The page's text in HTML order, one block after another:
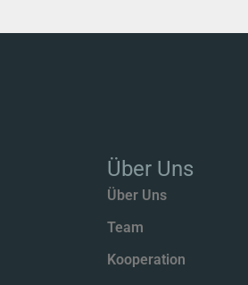
Über Uns
Über Uns
Team
Kooperation